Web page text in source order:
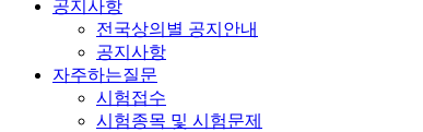
공지사항
전국상의별 공지안내
공지사항
자주하는질문
시험접수
시험종목 및 시험문제